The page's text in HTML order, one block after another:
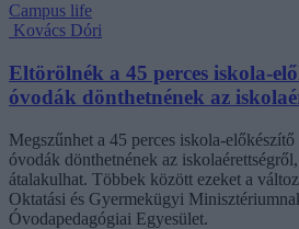
Campus life
Kovács Dóri
Eltörölnék a 45 perces iskola-
óvodák dönthetnének az
Megszűnhet a 45 perces iskola-
óvodák dönthetnének az
átalakulhat. Többek között ezeket a
Oktatási és Gyermekügyi
Óvodapedagógiai Egyesület.